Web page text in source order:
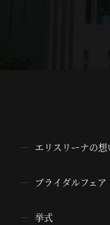
エリスリーナの想
ブライダルフェア
挙式